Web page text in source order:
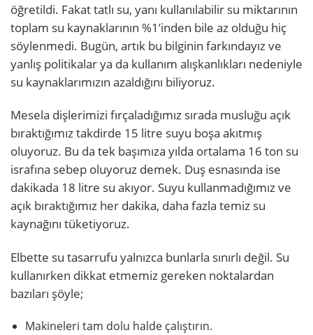
öğretildi. Fakat tatlı su, yanı kullanılabilir su miktarının
toplam su kaynaklarının %1’inden bile az olduğu hiç
söylenmedi. Bugün, artık bu bilginin farkındayız ve
yanlış politikalar ya da kullanım alışkanlıkları nedeniyle
su kaynaklarımızın azaldığını biliyoruz.
Mesela dişlerimizi fırçaladığımız sırada musluğu açık
bıraktığımız takdirde 15 litre suyu boşa akıtmış
oluyoruz. Bu da tek başımıza yılda ortalama 16 ton su
israfına sebep oluyoruz demek. Duş esnasında ise
dakikada 18 litre su akıyor. Suyu kullanmadığımız ve
açık bıraktığımız her dakika, daha fazla temiz su
kaynağını tüketiyoruz.
Elbette su tasarrufu yalnızca bunlarla sınırlı değil. Su
kullanırken dikkat etmemiz gereken noktalardan
bazıları şöyle;
Makineleri tam dolu halde çalıştırın.